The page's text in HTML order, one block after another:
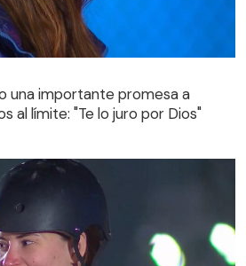
al límite: "Te lo juro por Dios"
una importante promesa a
al límite: "Te lo juro por Dios"